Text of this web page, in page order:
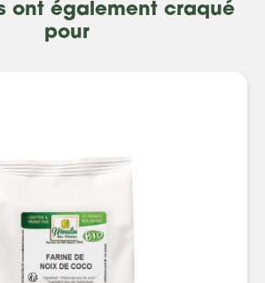
ont également craqué
pour